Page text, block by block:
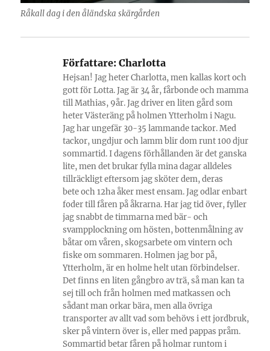
Råkall dag i den åländska skärgården
Författare: Charlotta
Hejsan! Jag heter Charlotta, men kallas kort och
gott för Lotta. Jag är 34 år, fårbonde och mamma
till Mathias, 9år. Jag driver en liten gård som
heter Västeräng på holmen Ytterholm i Nagu.
Jag har ungefär 30-35 lammande tackor. Med
tackor, ungdjur och lamm blir dom runt 100 djur
sommartid. I dagens förhållanden är det ganska
lite, men det brukar fylla mina dagar alldeles
tillräckligt eftersom jag sköter dem, deras
bete och 12ha åker mest ensam. Jag odlar enbart
foder till fåren på åkrarna. Har jag tid över, fyller
jag snabbt de timmarna med bär- och
svampplockning om hösten, bottenmålning av
båtar om våren, skogsarbete om vintern och
fiske om sommaren. Holmen jag bor på,
Ytterholm, är en holme helt utan förbindelser.
Det finns en liten gångbro av trä, så man kan ta
sej till och från holmen med matkassen och
sådant man orkar bära, men alla övriga
transporter av allt vad som behövs i ett jordbruk,
sker på vintern över is, eller med pappas pråm.
Sommartid betar fåren på holmar runtom i